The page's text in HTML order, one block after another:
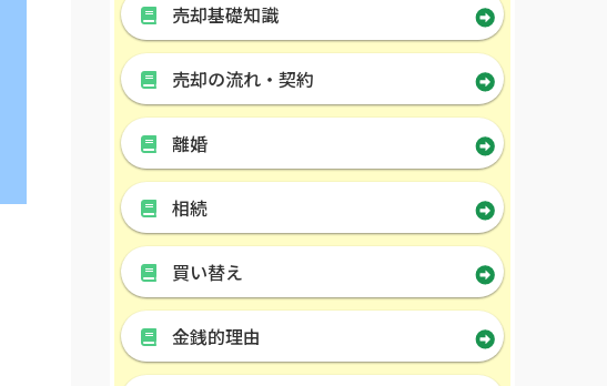
売却基礎知識
売却の流れ・契約
離婚
相続
買い替え
金銭的理由